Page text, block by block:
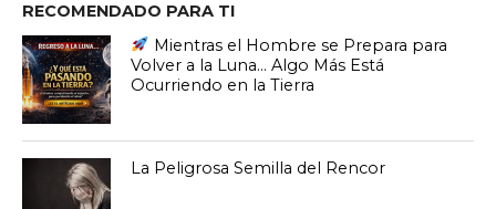
RECOMENDADO PARA TI
Mientras el Hombre se Prepara para
Volver a la Luna… Algo Más Está
Ocurriendo en la Tierra
La Peligrosa Semilla del Rencor